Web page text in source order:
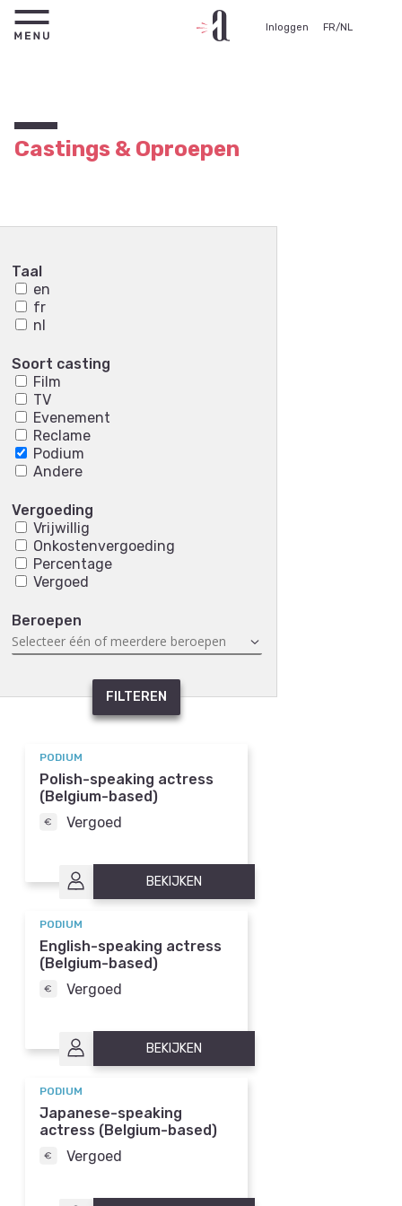
Inloggen FR/NL
Castings & Oproepen
Taal
en
fr
nl
Soort casting
Film
TV
Evenement
Reclame
Podium
Andere
Vergoeding
Vrijwillig
Onkostenvergoeding
Percentage
Vergoed
Beroepen
FILTEREN
PODIUM
Polish-speaking actress
(Belgium-based)
Vergoed
BEKIJKEN
PODIUM
English-speaking actress
(Belgium-based)
Vergoed
BEKIJKEN
PODIUM
Japanese-speaking
actress (Belgium-based)
Vergoed